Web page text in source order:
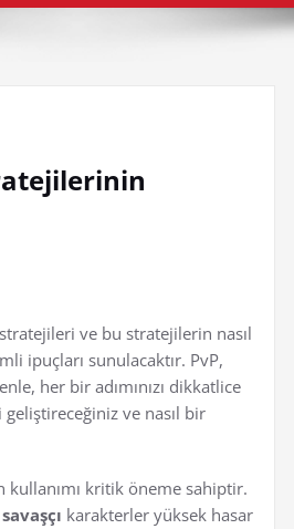
ve bu stratejilerin nasıl
ipuçları sunulacaktır. PvP,
her bir adımınızı dikkatlice
ve nasıl bir
kullanımı kritik öneme sahiptir.
savaşçı karakterler yüksek hasar